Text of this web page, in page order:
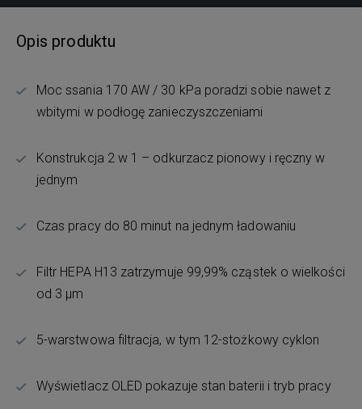
Opis produktu
Moc ssania 170 AW / 30 kPa poradzi sobie nawet z
wbitymi w podłogę zanieczyszczeniami
Konstrukcja 2 w 1 – odkurzacz pionowy i ręczny w
jednym
Czas pracy do 80 minut na jednym ładowaniu
Filtr HEPA H13 zatrzymuje 99,99% cząstek o wielkości
od 3 µm
5-warstwowa filtracja, w tym 12-stożkowy cyklon
Wyświetlacz OLED pokazuje stan baterii i tryb pracy